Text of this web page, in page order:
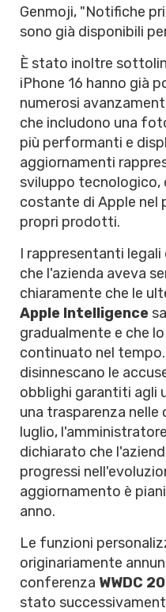
Genmoji, "Notifiche
sono già disponibili
È stato inoltre
iPhone 16 hanno già
numerosi
che includono una
più performanti e
aggiornamenti
sviluppo
costante di Apple nel
propri prodotti.
I rappresentanti
che l'azienda aveva
chiaramente che le
Apple Intelligence
gradualmente e che
continuato nel
disinnescano le
obblighi garantiti agli
una trasparenza nelle
luglio,
dichiarato che
progressi
aggiornamento è
anno.
Le funzioni
originariamente
conferenza WWDC
stato